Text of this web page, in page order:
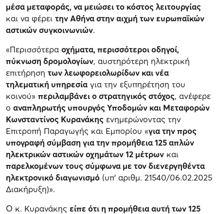
μέσα μεταφοράς, να μειώσει το κόστος λειτουργίας
και να φέρει την Αθήνα στην αιχμή των ευρωπαϊκών
αστικών συγκοινωνιών.
«Περισσότερα οχήματα, περισσότεροι οδηγοί,
πύκνωση δρομολογίων, αυστηρότερη ηλεκτρική
επιτήρηση των λεωφορειολωρίδων και νέα
τηλεματική υπηρεσία για την εξυπηρέτηση του
κοινού» περιλαμβάνει ο στρατηγικός στόχος, ανέφερε
ο αναπληρωτής υπουργός Υποδομών και Μεταφορών
Κωνσταντίνος Κυρανάκης ενημερώνοντας την
Επιτροπή Παραγωγής και Εμπορίου «για την προς
υπογραφή σύμβαση για την προμήθεια 125 απλών
ηλεκτρικών αστικών οχημάτων 12 μέτρων και
παρελκομένων τους σύμφωνα με τον διενεργηθέντα
ηλεκτρονικό διαγωνισμό (υπ' αριθμ. 21540/06.02.2025
Διακήρυξη)».
Ο κ. Κυρανάκης είπε ότι η προμήθεια αυτή των 125